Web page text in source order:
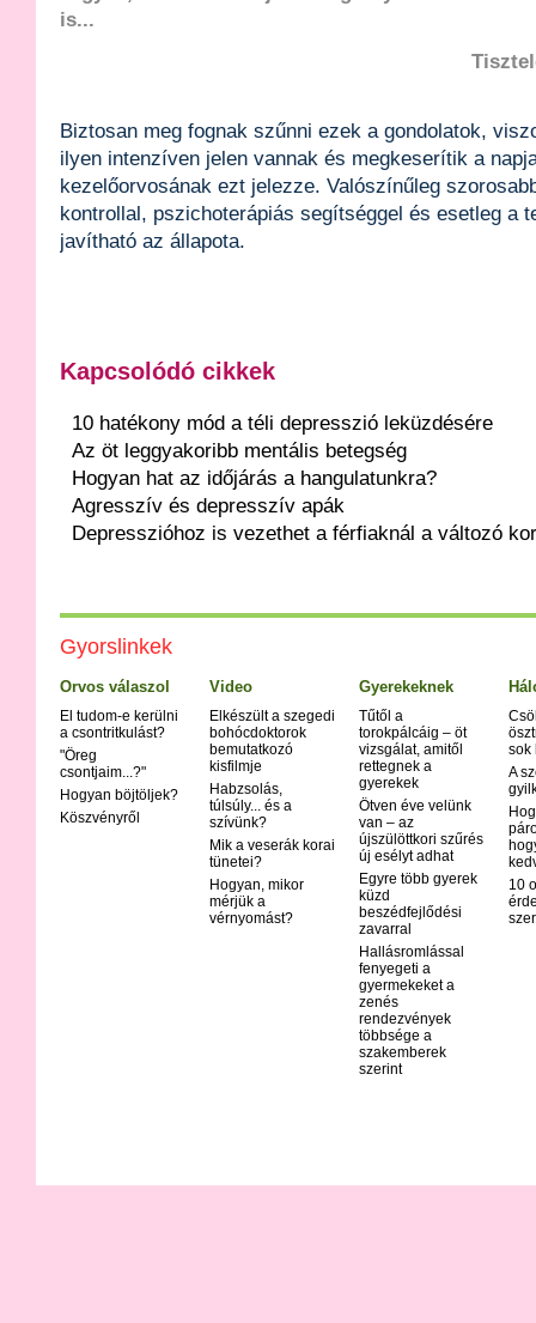
is...
Biztosan meg fognak szűnni ezek a gondolatok,
ilyen intenzíven jelen vannak és megkeserítik a
kezelőorvosának ezt jelezze. Valószínűleg
kontrollal, pszichoterápiás segítséggel és esetleg a
javítható az állapota.
Kapcsolódó cikkek
10 hatékony mód a téli depresszió leküzdésére
Az öt leggyakoribb mentális betegség
Hogyan hat az időjárás a hangulatunkra?
Agresszív és depresszív apák
Depresszióhoz is vezethet a férfiaknál a változó kor
Gyorslinkek
Orvos válaszol
El tudom-e kerülni
a csontritkulást?
"Öreg
csontjaim...?"
Hogyan böjtöljek?
Köszvényről
Video
Elkészült a szegedi
bohócdoktorok
bemutatkozó
kisfilmje
Habzsolás,
túlsúly... és a
szívünk?
Mik a veserák korai
tünetei?
Hogyan, mikor
mérjük a
vérnyomást?
Gyerekeknek
Tűtől a
torokpálcáig – öt
vizsgálat, amitől
rettegnek a
gyerekek
Ötven éve velünk
van – az
újszülöttkori szűrés
új esélyt adhat
Egyre több gyerek
küzd
beszédfejlődési
zavarral
Hallásromlással
fenyegeti a
gyermekeket a
zenés
rendezvények
többsége a
szakemberek
szerint
sok
A
10